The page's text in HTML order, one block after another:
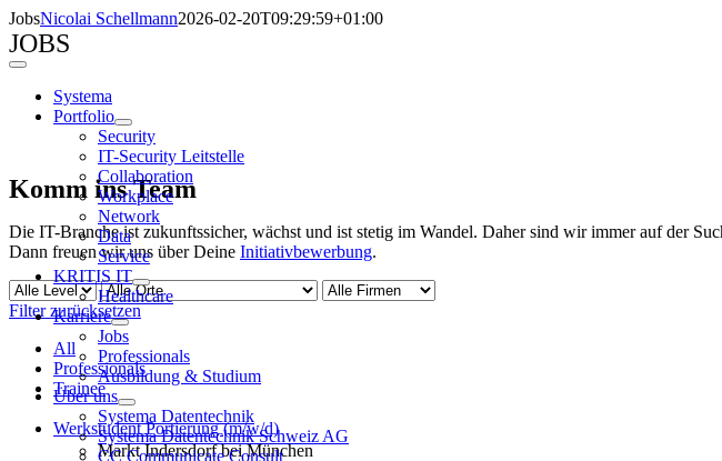
Zum
Inhalt
springen
Toggle
NavigationSystema
Portfolio
Security
IT-Security Leitstelle
Collaboration
Workplace
Network
Data
Service
KRITIS IT
Healthcare
Karriere
Jobs
Professionals
Ausbildung & Studium
Über uns
Systema Datentechnik
Systema Datentechnik Schweiz AG
CC Communicate Consult
JobsNicolai Schellmann2026-02-20T09:29:59+01:00
JOBS
Komm ins Team
Die IT-Branche ist zukunftssicher, wächst und ist stetig im Wandel. Daher sind wir immer auf der
Dann freuen wir uns über Deine Initiativbewerbung.
Filter zurücksetzen
All
Professionals
Trainee
Werkstudent Portierung (m/w/d)
Markt Indersdorf bei München